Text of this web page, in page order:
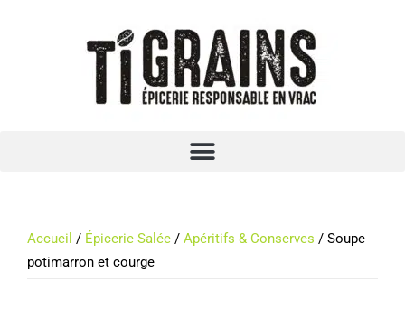
Accueil / Épicerie Salée / Apéritifs & Conserves / Soupe
potimarron et courge